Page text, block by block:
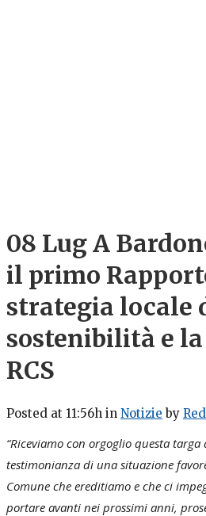
08 LugA
il primo
strategia locale
sostenibilità e
RCS
Posted at 11:56h in Notizie by
“Riceviamo con orgoglio questa targa
testimonianza di una situazione
Comune che ereditiamo e che ci
portare avanti nei prossimi anni,